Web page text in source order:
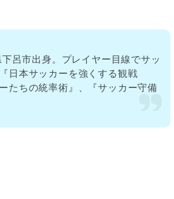
呂市出身。プレイヤー目線でサッ
日本サッカーを強くする観戦
たちの統率術』、『サッカー守備